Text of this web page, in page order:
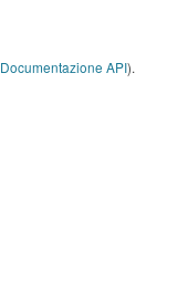
Documentazione API).